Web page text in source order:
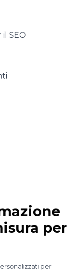
SEO
per
per